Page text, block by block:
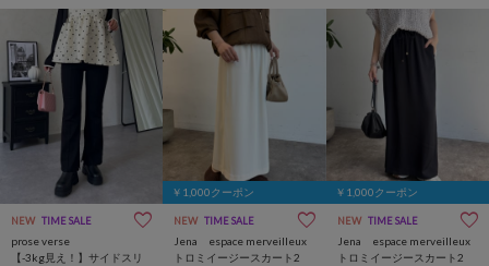
NEW TIME SALE
prose verse
【-3kg見え！】サイドスリ
￥1,000クーポン
NEW TIME SALE
Jena espace merveilleux
トロミイージースカート2
￥1,000クーポン
NEW TIME SALE
Jena espace merveilleux
トロミイージースカート2